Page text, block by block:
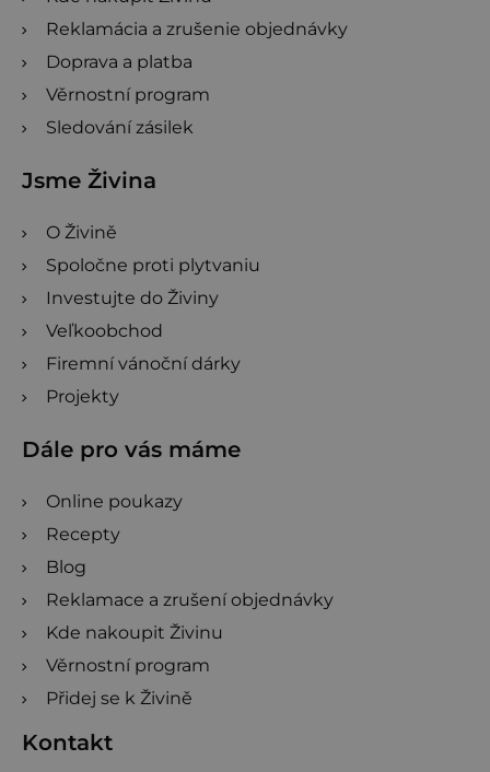
Reklamácia a zrušenie objednávky
Doprava a platba
Věrnostní program
Sledování zásilek
Jsme Živina
O Živině
Spoločne proti plytvaniu
Investujte do Živiny
Veľkoobchod
Firemní vánoční dárky
Projekty
Dále pro vás máme
Online poukazy
Recepty
Blog
Reklamace a zrušení objednávky
Kde nakoupit Živinu
Věrnostní program
Přidej se k Živině
Kontakt